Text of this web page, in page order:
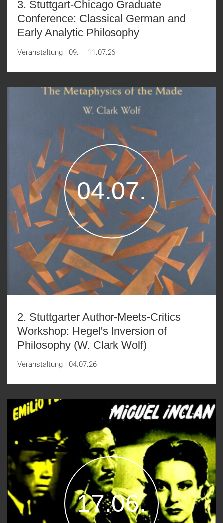
3. Stuttgart-Chicago Graduate
Conference: Classical German and
Early Analytic Philosophy
Veranstaltung | 09. – 11.07.26
04.07.
2. Stuttgarter Author-Meets-Critics
Workshop: Hegel's Inversion of
Philosophy (W. Clark Wolf)
Veranstaltung | 04.07.26
17.06.